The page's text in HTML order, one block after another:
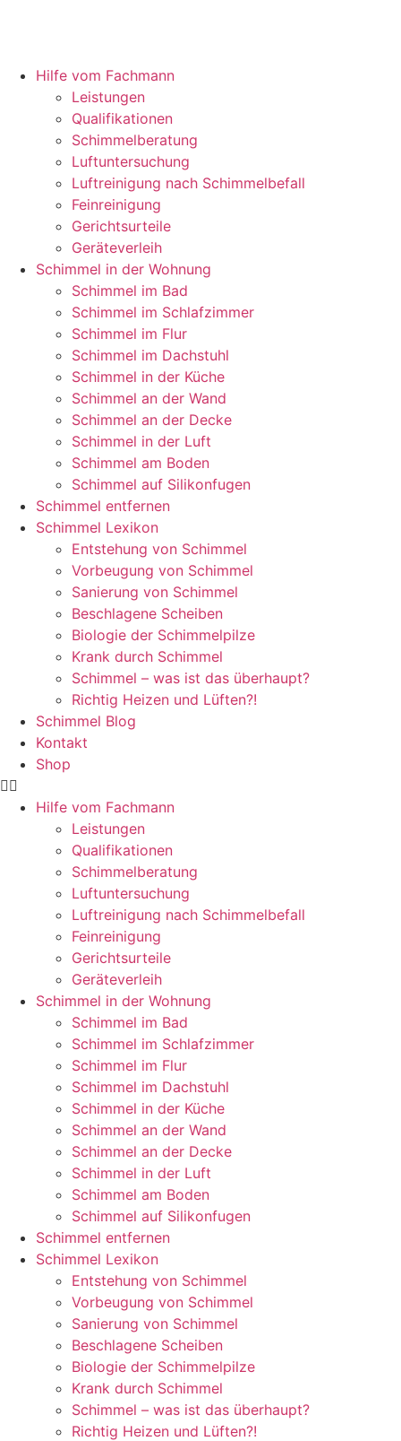
Hilfe vom Fachmann
Leistungen
Qualifikationen
Schimmelberatung
Luftuntersuchung
Luftreinigung nach Schimmelbefall
Feinreinigung
Gerichtsurteile
Geräteverleih
Schimmel in der Wohnung
Schimmel im Bad
Schimmel im Schlafzimmer
Schimmel im Flur
Schimmel im Dachstuhl
Schimmel in der Küche
Schimmel an der Wand
Schimmel an der Decke
Schimmel in der Luft
Schimmel am Boden
Schimmel auf Silikonfugen
Schimmel entfernen
Schimmel Lexikon
Entstehung von Schimmel
Vorbeugung von Schimmel
Sanierung von Schimmel
Beschlagene Scheiben
Biologie der Schimmelpilze
Krank durch Schimmel
Schimmel – was ist das überhaupt?
Richtig Heizen und Lüften?!
Schimmel Blog
Kontakt
Shop
Hilfe vom Fachmann
Leistungen
Qualifikationen
Schimmelberatung
Luftuntersuchung
Luftreinigung nach Schimmelbefall
Feinreinigung
Gerichtsurteile
Geräteverleih
Schimmel in der Wohnung
Schimmel im Bad
Schimmel im Schlafzimmer
Schimmel im Flur
Schimmel im Dachstuhl
Schimmel in der Küche
Schimmel an der Wand
Schimmel an der Decke
Schimmel in der Luft
Schimmel am Boden
Schimmel auf Silikonfugen
Schimmel entfernen
Schimmel Lexikon
Entstehung von Schimmel
Vorbeugung von Schimmel
Sanierung von Schimmel
Beschlagene Scheiben
Biologie der Schimmelpilze
Krank durch Schimmel
Schimmel – was ist das überhaupt?
Richtig Heizen und Lüften?!